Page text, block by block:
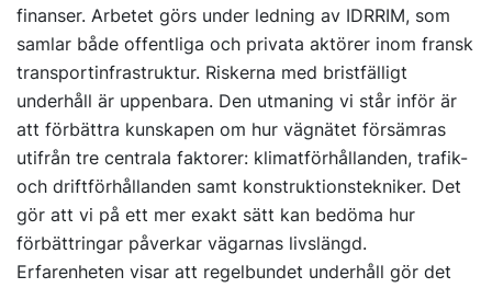
finanser. Arbetet görs under ledning av IDRRIM, som
samlar både offentliga och privata aktörer inom fransk
transportinfrastruktur. Riskerna med bristfälligt
underhåll är uppenbara. Den utmaning vi står inför är
att förbättra kunskapen om hur vägnätet försämras
utifrån tre centrala faktorer: klimatförhållanden, trafik-
och driftförhållanden samt konstruktionstekniker. Det
gör att vi på ett mer exakt sätt kan bedöma hur
förbättringar påverkar vägarnas livslängd.
Erfarenheten visar att regelbundet underhåll gör det